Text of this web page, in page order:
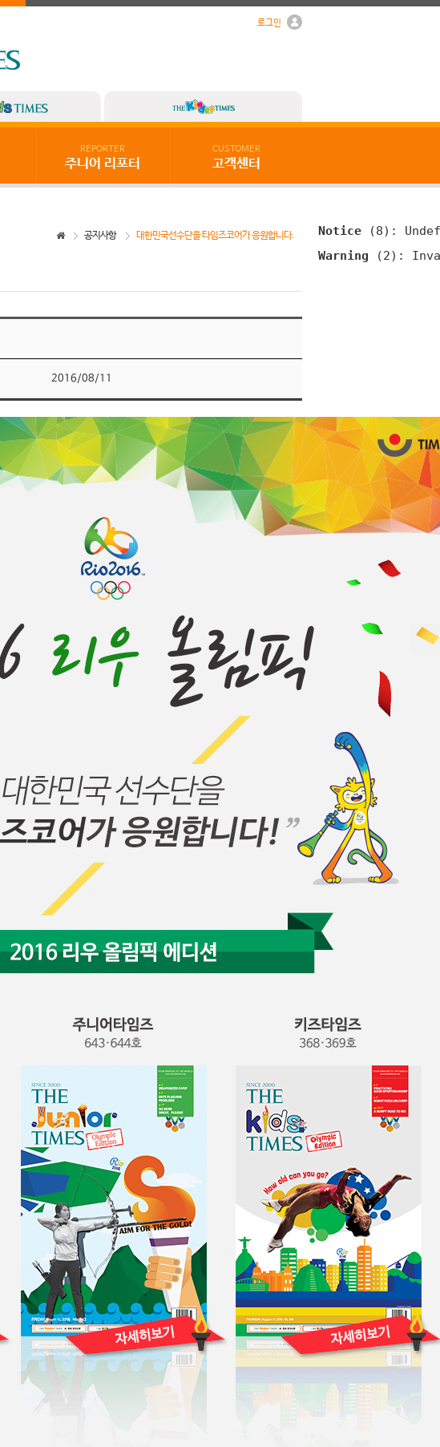
로그인
REPORTER
주니어 리포터
CUSTOMER
고객센터
Notice (8) :
Warning (2) :
대한민국선수단을 타임즈코어가 응원합니다.
공지사항
2016/08/11